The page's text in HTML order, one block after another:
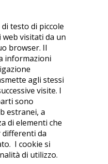
testo di piccole
visitati da un
browser. Il
informazioni
agli stessi
visite. I
sono
estranei, a
di elementi che
differenti da
I cookie si
di utilizzo.